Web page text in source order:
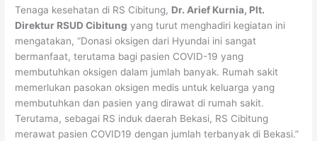
Tenaga kesehatan di RS Cibitung, Dr. Arief Kurnia, Plt.
Direktur RSUD Cibitung yang turut menghadiri kegiatan ini
mengatakan, “Donasi oksigen dari Hyundai ini sangat
bermanfaat, terutama bagi pasien COVID-19 yang
membutuhkan oksigen dalam jumlah banyak. Rumah sakit
memerlukan pasokan oksigen medis untuk keluarga yang
membutuhkan dan pasien yang dirawat di rumah sakit.
Terutama, sebagai RS induk daerah Bekasi, RS Cibitung
merawat pasien COVID19 dengan jumlah terbanyak di Bekasi.”